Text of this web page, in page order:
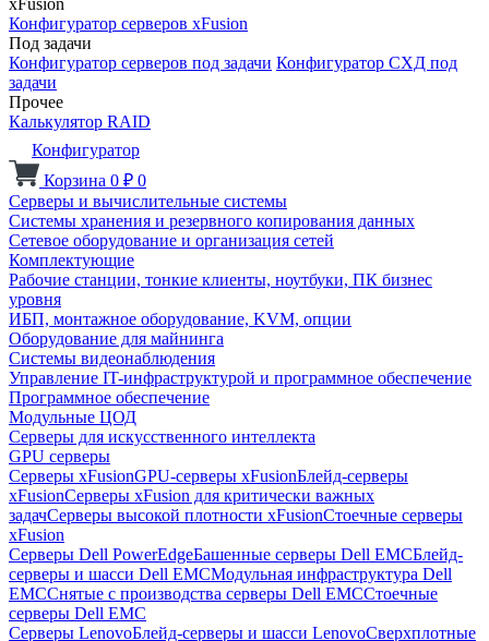
Конфигуратор серверов xFusion
Под задачи
Конфигуратор серверов под задачи Конфигуратор СХД под
задачи
Прочее
Калькулятор RAID
Конфигуратор
Корзина 0 ₽ 0
Серверы и вычислительные системы
Системы хранения и резервного копирования данных
Сетевое оборудование и организация сетей
Комплектующие
Рабочие станции, тонкие клиенты, ноутбуки, ПК бизнес
уровня
ИБП, монтажное оборудование, KVM, опции
Оборудование для майнинга
Системы видеонаблюдения
Управление IT-инфраструктурой и программное обеспечение
Программное обеспечение
Модульные ЦОД
Серверы для искусственного интеллекта
GPU серверы
Серверы xFusionGPU-серверы xFusionБлейд-серверы
xFusionСерверы xFusion для критически важных
задачСерверы высокой плотности xFusionСтоечные серверы
xFusion
Серверы Dell PowerEdgeБашенные серверы Dell EMCБлейд-
серверы и шасси Dell EMCМодульная инфраструктура Dell
EMCСнятые с производства серверы Dell EMCСтоечные
серверы Dell EMC
Серверы LenovoБлейд-серверы и шасси LenovoСверхплотные